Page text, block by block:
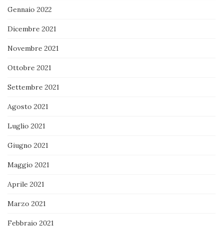
Gennaio 2022
Dicembre 2021
Novembre 2021
Ottobre 2021
Settembre 2021
Agosto 2021
Luglio 2021
Giugno 2021
Maggio 2021
Aprile 2021
Marzo 2021
Febbraio 2021